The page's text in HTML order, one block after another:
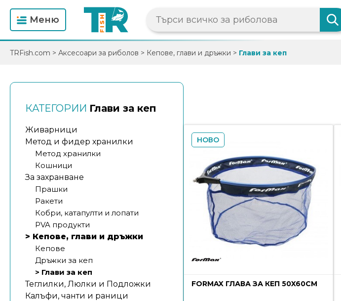
Mеню
TRFish.com > Аксесоари за риболов > Кепове, глави и дръжки > Глави за кеп
КАТЕГОРИИ Глави за кеп
Живарници
Метод и фидер хранилки
Метод хранилки
Кошници
За захранване
Прашки
Ракети
Кобри, катапулти и лопати
PVA продукти
> Кепове, глави и дръжки
Кепове
Дръжки за кеп
> Глави за кеп
Теглилки, Люлки и Подложки
Калъфи, чанти и раници
НОВО
FORMAX ГЛАВА ЗА КЕП 50X60CM